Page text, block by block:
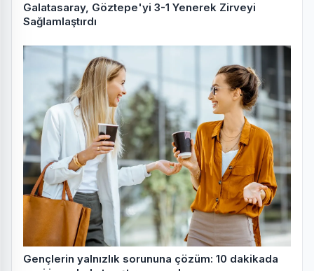
Galatasaray, Göztepe'yi 3-1 Yenerek Zirveyi
Sağlamlaştırdı
Gençlerin yalnızlık sorununa çözüm: 10 dakikada